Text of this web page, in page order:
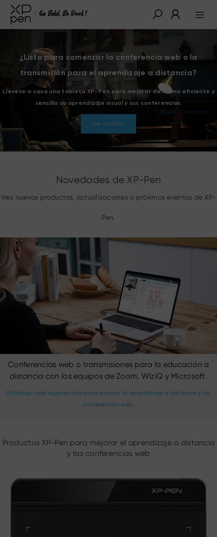
¿Listo para comenzar la conferencia web o la
transmisión para el aprendizaje a distancia?
Llévese a casa una tableta XP-Pen para mejorar de forma eficiente y
sencilla su aprendizaje visual y sus conferencias.
Ver el vídeo
Novedades de XP-Pen
Vea nuevos productos, actualizaciones o próximos eventos de XP-
Pen.
Conferencias web o transmisiones para la educación a
distancia con los equipos de Zoom, WiziQ y Microsoft.
Obtenga más sugerencias para mejorar el aprendizaje a distancia y las
conferencias web.
Productos XP-Pen para mejorar el aprendizaje a distancia
y las conferencias web